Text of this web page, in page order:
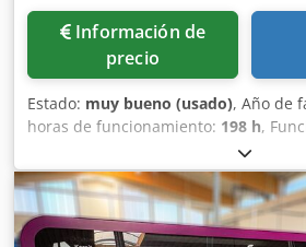
Información de
precio
Estado: muy bueno (usado), Año de
horas de funcionamiento: 198 h,
, Magnus
año de fabricación 2019, versión
Aozlr H Djh Dof